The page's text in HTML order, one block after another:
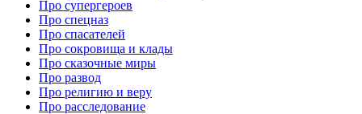
Про супергероев
Про спецназ
Про спасателей
Про сокровища и клады
Про сказочные миры
Про развод
Про религию и веру
Про расследование